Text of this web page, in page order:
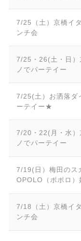
7/25（土）京橋イ
ンチ会
7/25・26(土・日）
ノでパーテイー
7/25(土）お洒落ダ
ーテイー★
7/20・22(月・水）
ノでパーテイー
7/19(日）梅田のス
OPOLO（ポポロ）
7/18（土）京橋イ
ンチ会